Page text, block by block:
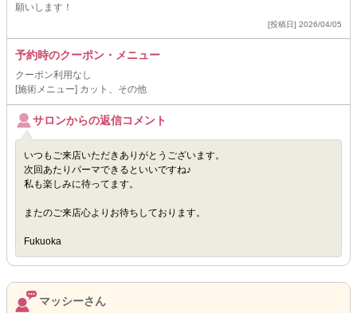
願いします！
[投稿日] 2026/04/05
予約時のクーポン・メニュー
クーポン利用なし
[施術メニュー] カット、その他
サロンからの返信コメント
いつもご来店いただきありがとうございます。
次回あたりパーマできるといいですね♪
私も楽しみに待ってます。
またのご来店心よりお待ちしております。
Fukuoka
マッシーさん